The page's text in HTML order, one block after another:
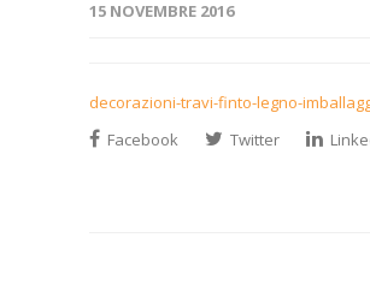
15 NOVEMBRE 2016
decorazioni-travi-finto-legno-
Facebook
Twitter